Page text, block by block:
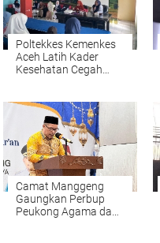
Poltekkes Kemenkes
Aceh Latih Kader
Kesehatan Cegah
"Gasting"
Camat Manggeng
Gaungkan Perbup
Peukong Agama dan